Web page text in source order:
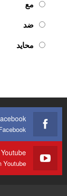
مع
ضد
محايد
Youtube
Youtube